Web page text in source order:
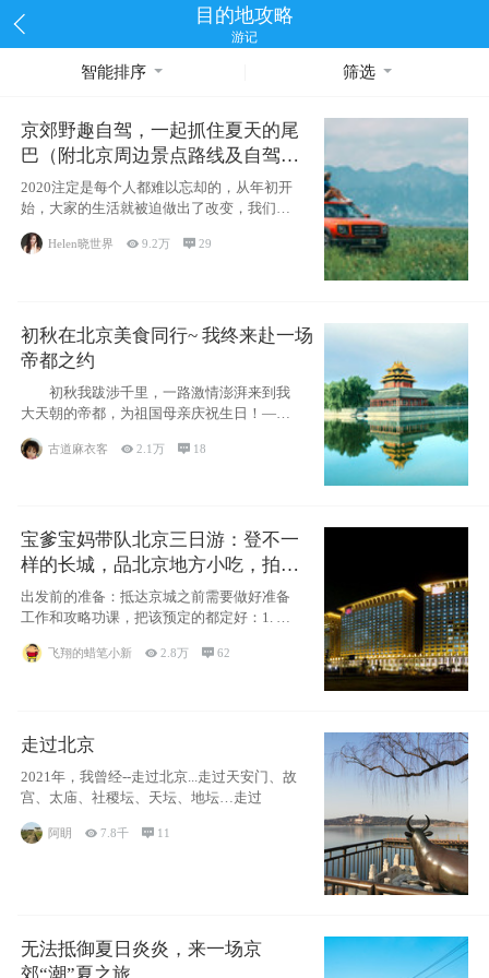
目的地攻略
游记
智能排序 筛选
京郊野趣自驾，一起抓住夏天的尾
巴（附北京周边景点路线及自驾攻
略）
2020注定是每个人都难以忘却的，从年初开
始，大家的生活就被迫做出了改变，我们也
不例外。本来双双辞职是为
Helen晓世界 9.2万 29
初秋在北京美食同行~ 我终来赴一场
帝都之约
初秋我跋涉千里，一路激情澎湃来到我
大天朝的帝都，为祖国母亲庆祝生日！——
古道麻衣客 2.1万  18
宝爹宝妈带队北京三日游：登不一
样的长城，品北京地方小吃，拍盘
古七星夜景！
出发前的准备：抵达京城之前需要做好准备
工作和攻略功课，把该预定的都定好：1. 酒
飞翔的蜡笔小新 2.8万 62
走过北京
2021年，我曾经--走过北京...走过天安门、故
宫、太庙、社稷坛、天坛、地坛…走过
阿眀 7.8千  11
无法抵御夏日炎炎，来一场京